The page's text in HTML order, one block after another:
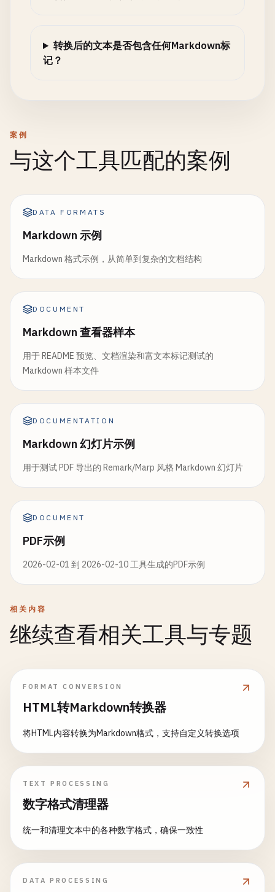
转换后的文本是否包含任何Markdown标
记？
案例
与这个工具匹配的案例
DATA FORMATS
Markdown 示例
Markdown 格式示例，从简单到复杂的文档结构
DOCUMENT
Markdown 查看器样本
用于 README 预览、文档渲染和富文本标记测试的
Markdown 样本文件
DOCUMENTATION
Markdown 幻灯片示例
用于测试 PDF 导出的 Remark/Marp 风格 Markdown 幻灯片
DOCUMENT
PDF示例
2026-02-01 到 2026-02-10 工具生成的PDF示例
相关内容
继续查看相关工具与专题
FORMAT CONVERSION
HTML转Markdown转换器
将HTML内容转换为Markdown格式，支持自定义转换选项
TEXT PROCESSING
数字格式清理器
统一和清理文本中的各种数字格式，确保一致性
DATA PROCESSING